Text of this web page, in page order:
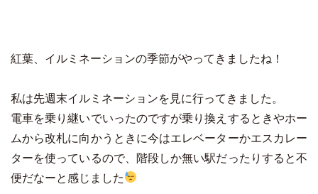
紅葉、イルミネーションの季節がやってきましたね！
私は先週末イルミネーションを見に行ってきました。
電車を乗り継いでいったのですが乗り換えするときやホー
ムから改札に向かうときに今はエレベーターかエスカレー
ターを使っているので、階段しか無い駅だったりすると不
便だなーと感じました